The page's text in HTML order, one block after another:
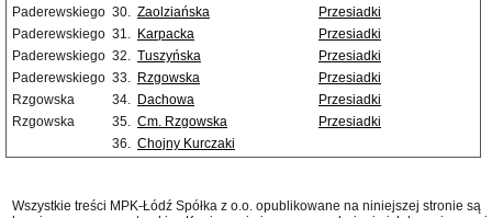
Paderewskiego 30. Zaolziańska
Przesiadki
Paderewskiego 31. Karpacka
Przesiadki
Paderewskiego 32. Tuszyńska
Przesiadki
Paderewskiego 33. Rzgowska
Przesiadki
Rzgowska
34. Dachowa
Przesiadki
Rzgowska
35. Cm. Rzgowska
Przesiadki
36. Chojny Kurczaki
Wszystkie treści MPK-Łódź Spółka z o.o. opublikowane na niniejszej stronie są